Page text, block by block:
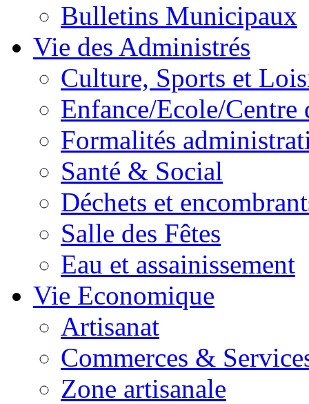
Bulletins Municipaux
Vie des Administrés
Culture, Sports et
Enfance/Ecole/Centre
Formalités
Santé & Social
Déchets et
Salle des Fêtes
Eau et assainissement
Vie Economique
Artisanat
Commerces &
Zone artisanale